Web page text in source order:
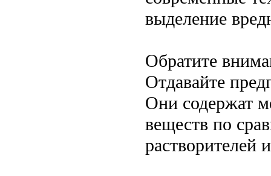
выделение
Обратите
Отдавайте
Они содержат
веществ по
растворителей